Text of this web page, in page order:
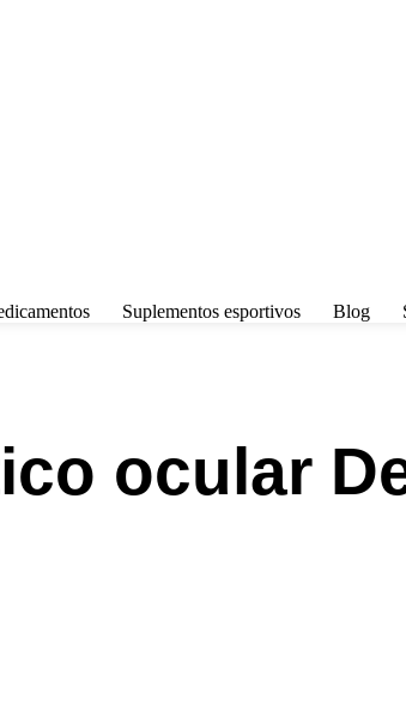
Suplementos esportivos Blog
ocular